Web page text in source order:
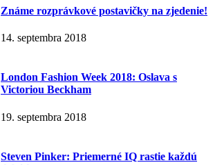
Známe rozprávkové postavičky na zjedenie!
14. septembra 2018
London Fashion Week 2018: Oslava s
Victoriou Beckham
19. septembra 2018
Steven Pinker: Priemerné IQ rastie každú